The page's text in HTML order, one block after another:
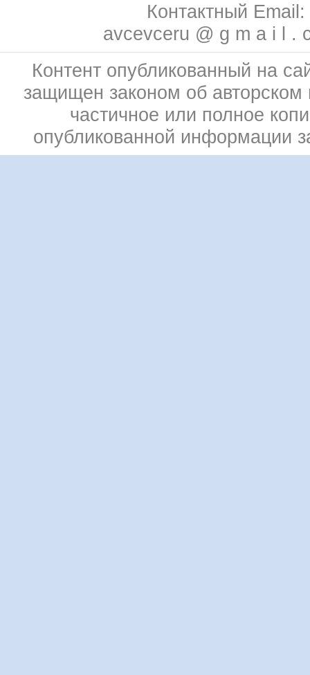
Контактный Email:
avcevceru @ g m a i l .
Контент опубликованный на
защищен законом об
частичное или полное
опубликованной информации